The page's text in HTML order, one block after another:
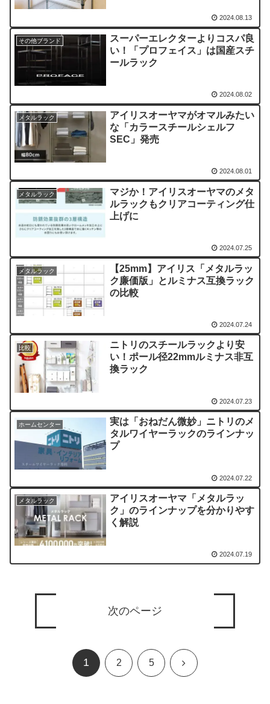
2024.08.13
その他ブランド
スーパーエレクターよりコスパ良
い！「プロフェイス」は国産スチ
ールラック
2024.08.02
メタルラック
アイリスオーヤマがオマルみたい
な「カラースチールシェルフ
SEC」発売
2024.08.01
メタルラック
マジか！アイリスオーヤマのメタ
ルラックもクリアコーティング仕
上げに
2024.07.25
メタルラック
【25mm】アイリス「メタルラッ
ク廉価版」とルミナス互換ラック
の比較
2024.07.24
比較
ニトリのスチールラックより安
い！ポール径22mmルミナス非互
換ラック
2024.07.23
ホームセンター
実は「おねだん微妙」ニトリのメ
タルワイヤーラックのラインナッ
プ
2024.07.22
メタルラック
アイリスオーヤマ「メタルラッ
ク」のラインナップを分かりやす
く解説
2024.07.19
次のページ
1 2 5 次